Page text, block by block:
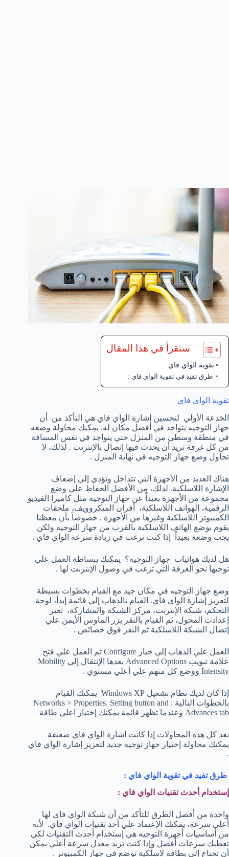
ستقرأ في هذا المقال
تقوية الواي فاي
طرق تفيد في تقوية الواي فاي :
تقوية الواي فاي
الخدعة الأولي لتحسين إشارة الواي فاي هي التأكد من أن
جهاز التوجيه يتواجد في أفضل مكان له. يمكنك محاولة وضعه
في منطقة وسطي من المنزل حتي يتواجد في نفس المسافة
من كل غرفة تريد أن يحدث فيها إتصال بالإنترنت . لذلك، لا
تحاول وضع جهاز التوجيه في نهاية المنزل .
هناك العديد من الأجهزة التي تتداخل وتؤدي إلي إضعاف
الإشارة اللاسلكية. لذلك، من الأفضل الحفاظ علي وضع
مجموعة من الأجهزة بعيداً عن جهاز التوجيه مثل كاميرا الفيديو
الرقمية، الهواتف اللاسلكية، أفران الميكروويف، ملحقات
الكمبيوتر اللاسلكية وغيرها من الأجهزة . خصوصاً بأن معظنا
يقوم بوضع الهاتف اللاسلكية بالقرب من جهاز التوجيه ولكن
يجب وضعه بعيداً إذا كنت ترغب في زيادة سرعة الواي فاي .
هل لديك هوائيات جهاز التوجيه؟ يمكنك ببساطة العمل علي
توجيها نحو الغرفة التي ترغب في وصول الإنترنت لها .
وضع جهاز التوجيه في مكان جيد مع القيام بخطوات بسيطة
لتعزيز إشارة الواي فاي. القيام بالذهاب إلي قائمة إبدأ، لوحة
التحكم، شبكة الإنترنت، مركز الشبكة والمشاركة، تغير
إعدادت المحول، ثم القيام بالنقر بزر الماوس الأيمن علي
إتصال الشبكة اللاسلكية ثم النقر فوق خصائص .
العمل علي الذهاب إلي خيار Configure ثم العمل علي فتح
علامة تبويب Advanced Options بعدها الإنتقال إلي Mobility
Intensity ووضع كل منهم علي أعلي مستوي .
إذا كان لديك نظام تشغيل Windows XP يمكنك القيام
بالخطوات التالية : Networks > Properties. Setting button and
Advances tab وعندما تظهر قائمة يمكنك إختيار اعلي طاقة
بعد كل هذه المحاولات إذا كانت اشارة الواي فاي ضعيفة
يمكنك محاولة إختيار جهاز توجيه جديد لتعزيز إشارة الواي فاي
.
طرق تفيد في تقوية الواي فاي :
إستخدام أحدث تقنيات الواي فاي :
واحدة من أفضل الطرق للتأكد من أن شبكة الواي فاي لها
أعلي سرعة، يمكنك الإعتماد علي أحد تقنيات الواي فاي. لأنه
من أساسيات أجهزة التوجيه هي إستخدام أحدث التقنيات لكي
تعطيك سرعات أفضل وإذا كنت تريد معدل سرعة أعلي يمكن
أن تحتاج إلي بطاقة لاسلكية توضع في جهاز الكمبيوتر .